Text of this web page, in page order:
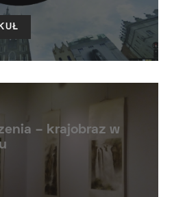
– krajobraz w